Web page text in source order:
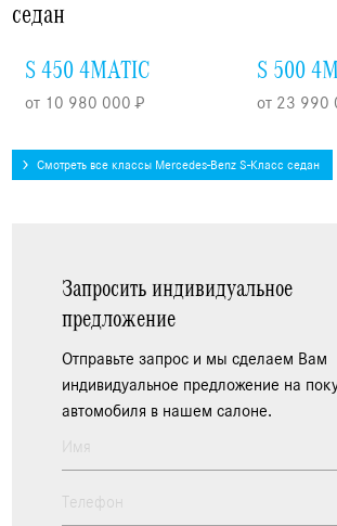
седан
S 450 4MATIC
от 10 980 000 ₽
S 500
от 23 990
Смотреть все классы Mercedes-Benz S-Класс седан
Запросить индивидуальное
предложение
Отправьте запрос и мы сделаем Вам
индивидуальное предложение на
автомобиля в нашем салоне.